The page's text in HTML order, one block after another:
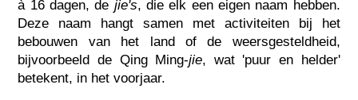
à 16 dagen, de jie's, die elk een eigen naam hebben.
Deze naam hangt samen met activiteiten bij het
bebouwen van het land of de weersgesteldheid,
bijvoorbeeld de Qing Ming-jie, wat 'puur en helder'
betekent, in het voorjaar.